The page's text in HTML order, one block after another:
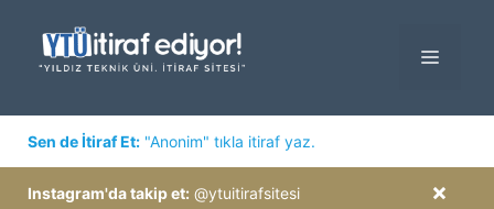
MENÜ
Sen de İtiraf Et: "Anonim" tıkla itiraf yaz.
×
Instagram'da takip et: @ytuitirafsitesi